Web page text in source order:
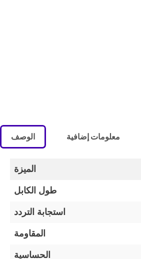
الوصف معلومات إضافية
الميزة
طول الكابل
استجابة التردد
المقاومة
الحساسية